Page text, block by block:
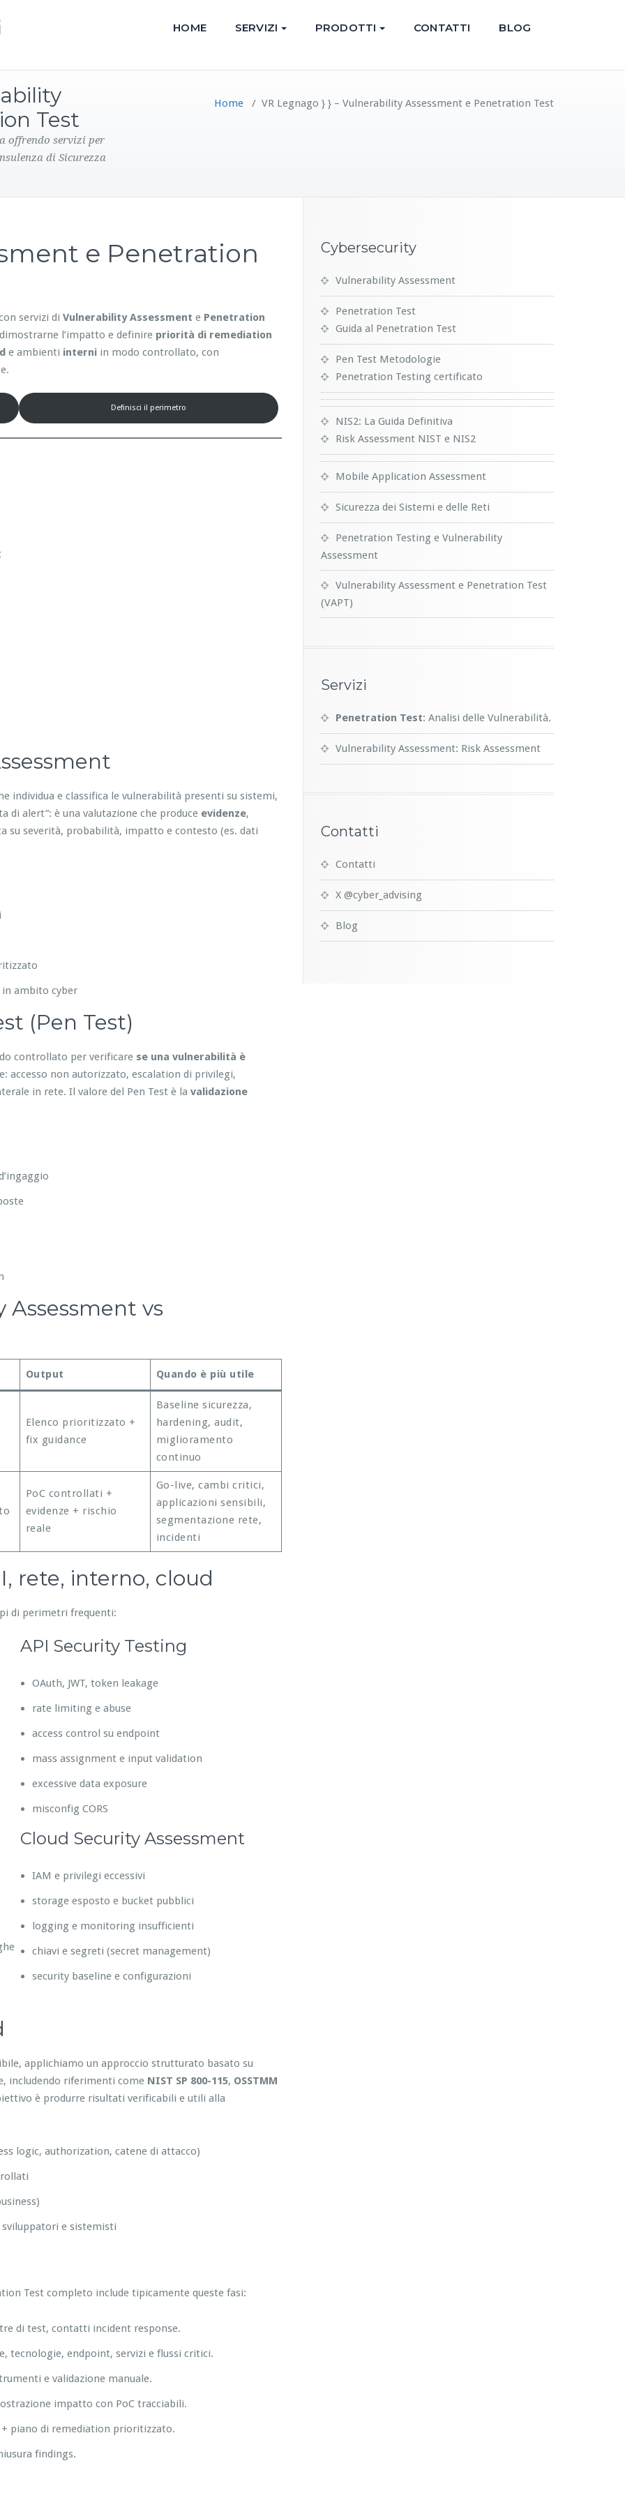
HOME SERVIZI PRODOTTI CONTATTI BLOG
Test
offrendo servizi per
di Sicurezza
Home / VR Legnago } } – Vulnerability Assessment e Penetration Test
e Penetration
servizi di Vulnerability Assessment e Penetration
l’impatto e definire priorità di remediation
e ambienti interni in modo controllato, con
Definisci il perimetro
individua e classifica le vulnerabilità presenti su sistemi,
di alert”: è una valutazione che produce evidenze,
su severità, probabilità, impatto e contesto (es. dati
ambito cyber
(Pen Test)
controllato per verificare se una vulnerabilità è
accesso non autorizzato, escalation di privilegi,
in rete. Il valore del Pen Test è la validazione
vs
Output Quando è più utile
Elenco prioritizzato +
fix guidance
Baseline sicurezza,
hardening, audit,
miglioramento
continuo
PoC controllati +
evidenze + rischio
reale
Go-live, cambi critici,
applicazioni sensibili,
segmentazione rete,
incidenti
rete, interno, cloud
di perimetri frequenti:
API Security Testing
OAuth, JWT, token leakage
rate limiting e abuse
access control su endpoint
mass assignment e input validation
excessive data exposure
misconfig CORS
Cloud Security Assessment
IAM e privilegi eccessivi
storage esposto e bucket pubblici
logging e monitoring insufficienti
chiavi e segreti (secret management)
security baseline e configurazioni
applichiamo un approccio strutturato basato su
includendo riferimenti come NIST SP 800-115, OSSTMM
è produrre risultati verificabili e utili alla
logic, authorization, catene di attacco)
e sistemisti
Test completo include tipicamente queste fasi:
di test, contatti incident response.
tecnologie, endpoint, servizi e flussi critici.
e validazione manuale.
impatto con PoC tracciabili.
piano di remediation prioritizzato.
findings.
Cybersecurity
Vulnerability Assessment
Penetration Test
Guida al Penetration Test
Pen Test Metodologie
Penetration Testing certificato
NIS2: La Guida Definitiva
Risk Assessment NIST e NIS2
Mobile Application Assessment
Sicurezza dei Sistemi e delle Reti
Penetration Testing e Vulnerability
Assessment
Vulnerability Assessment e Penetration Test
(VAPT)
Servizi
Penetration Test: Analisi delle Vulnerabilità.
Vulnerability Assessment: Risk Assessment
Contatti
Contatti
X @cyber_advising
Blog